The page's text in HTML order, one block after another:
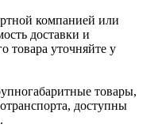
компанией или
доставки и
товара уточняйте у
товары,
доступны